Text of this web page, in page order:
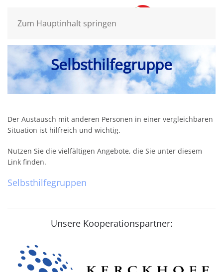
Zum Hauptinhalt springen
Selbsthilfegruppe
Der Austausch mit anderen Personen in einer vergleichbaren
Situation ist hilfreich und wichtig.
Nutzen Sie die vielfältigen Angebote, die Sie unter diesem
Link finden.
Selbsthilfegruppen
Unsere Kooperationspartner: